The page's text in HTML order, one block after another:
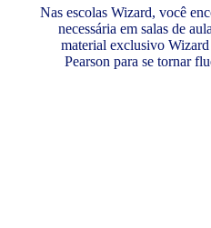
Nas escolas Wizard, você
necessária em salas de
material exclusivo
Pearson para se tornar